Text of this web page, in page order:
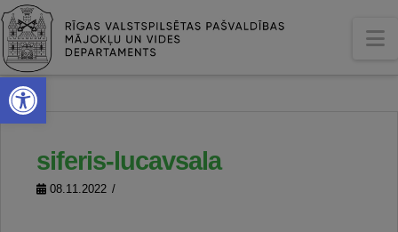
Open toolbar
siferis-lucavsala
08.11.2022